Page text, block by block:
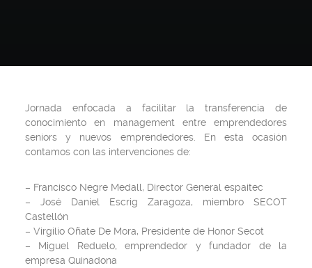
Jornada enfocada a facilitar la transferencia de
conocimiento en management entre emprendedores
seniors y nuevos emprendedores. En esta ocasión
contamos con las intervenciones de:
– Francisco Negre Medall, Director General espaitec
– José Daniel Escrig Zaragoza, miembro SECOT
Castellón
– Virgilio Oñate De Mora, Presidente de Honor Secot
– Miguel Reduelo, emprendedor y fundador de la
empresa Quinadona